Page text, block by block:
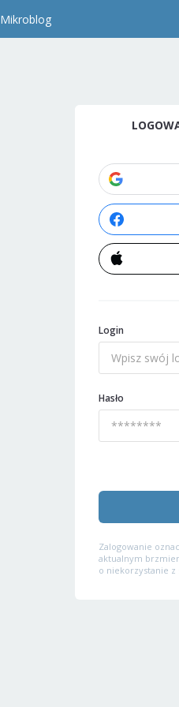
Mikroblog
Login
Hasło
Zalogowanie
aktualnym
o niekorzystanie z